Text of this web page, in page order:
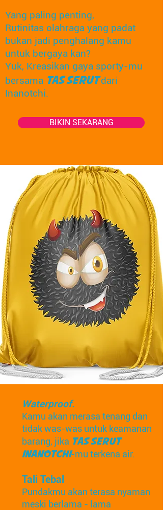
Yang paling penting,
Rutinitas olahraga yang padat
bukan jadi penghalang kamu
untuk bergaya kan?
Yuk, Kreasikan gaya sporty-mu
bersama TAS SERUTdari
Inanotchi.
BIKIN SEKARANG
Waterproof.
Kamu akan merasa tenang dan
tidak was-was untuk keamanan
barang, jika Tas Serut
Inanotchi-mu terkena air.
Tali Tebal
Pundakmu akan terasa nyaman
meski berlama - lama